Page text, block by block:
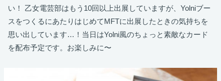
い！ 乙女電芸部はもう10回以上出展していますが、Yolniブー
スをつくるにあたりはじめてMFTに出展したときの気持ちを
思い出しています…！当日はYolni風のちょっと素敵なカード
を配布予定です。お楽しみに〜